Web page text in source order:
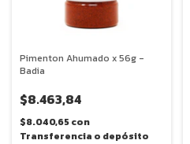
Pimenton Ahumado x 56g -
Badia
$8.463,84
$8.040,65con
Transferencia o depósito